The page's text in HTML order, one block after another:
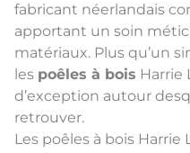
fabricant néerlandais
apportant un soin
matériaux. Plus qu’un
les poêles à bois Harrie
d’exception autour
retrouver.
Les poêles à bois Harrie